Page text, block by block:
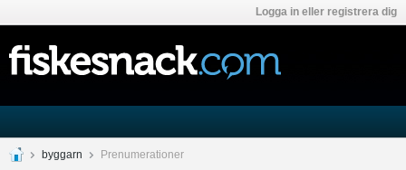
Logga in eller registrera dig
byggarn Prenumerationer